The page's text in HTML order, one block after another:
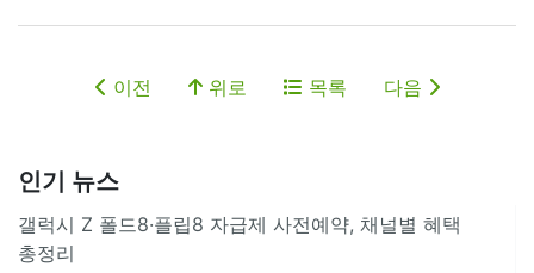
이전 위로 목록 다음
인기 뉴스
갤럭시 Z 폴드8·플립8 자급제 사전예약, 채널별 혜택
총정리